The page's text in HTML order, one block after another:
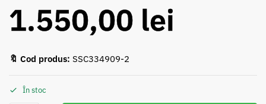
1.550,00 lei
🔖 Cod produs: SSC334909-2
În stoc